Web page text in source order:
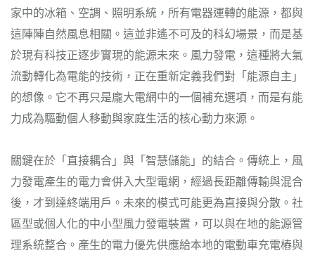
家中的冰箱、空調、照明系統，所有電器運轉的能源，都與
這陣陣自然風息相關。這並非遙不可及的科幻場景，而是基
於現有科技正逐步實現的能源未來。風力發電，這種將大氣
流動轉化為電能的技術，正在重新定義我們對「能源自主」
的想像。它不再只是龐大電網中的一個補充選項，而是有能
力成為驅動個人移動與家庭生活的核心動力來源。
關鍵在於「直接耦合」與「智慧儲能」的結合。傳統上，風
力發電產生的電力會併入大型電網，經過長距離傳輸與混合
後，才到達終端用戶。未來的模式可能更為直接與分散。社
區型或個人化的中小型風力發電裝置，可以與在地的能源管
理系統整合。產生的電力優先供應給本地的電動車充電樁與